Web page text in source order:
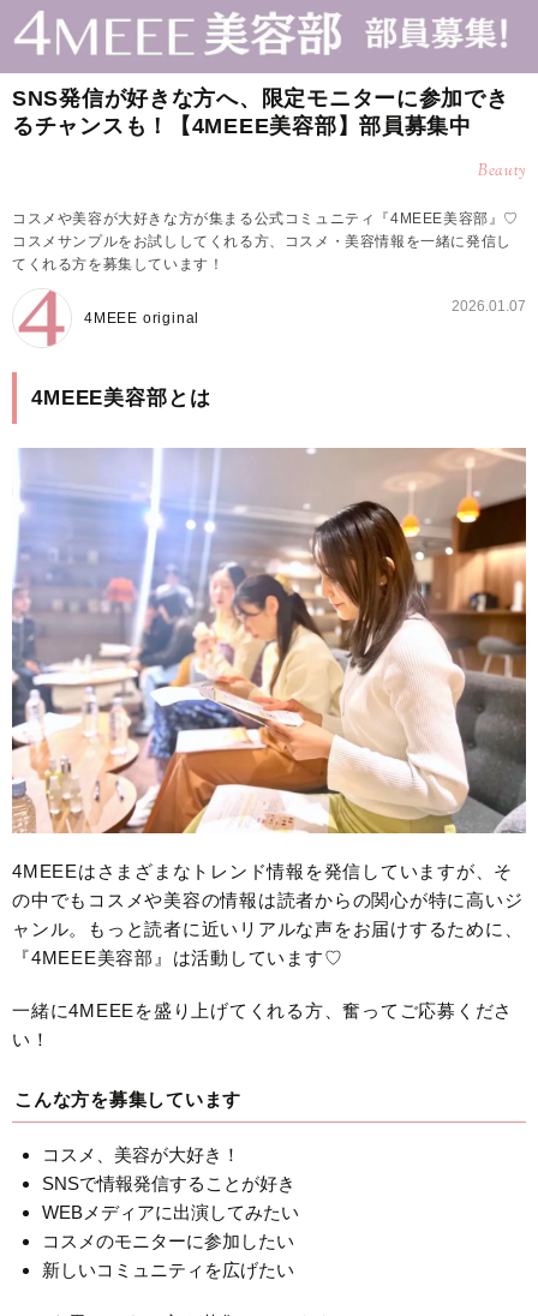
SNS発信が好きな方へ、限定モニターに参加でき
るチャンスも！【4MEEE美容部】部員募集中
Beauty
コスメや美容が大好きな方が集まる公式コミュニティ『4MEEE美容部』♡
コスメサンプルをお試ししてくれる方、コスメ・美容情報を一緒に発信し
てくれる方を募集しています！
4MEEE original
2026.01.07
4MEEE美容部とは
4MEEEはさまざまなトレンド情報を発信していますが、そ
の中でもコスメや美容の情報は読者からの関心が特に高いジ
ャンル。もっと読者に近いリアルな声をお届けするために、
『4MEEE美容部』は活動しています♡
一緒に4MEEEを盛り上げてくれる方、奮ってご応募くださ
い！
こんな方を募集しています
コスメ、美容が大好き！
SNSで情報発信することが好き
WEBメディアに出演してみたい
コスメのモニターに参加したい
新しいコミュニティを広げたい